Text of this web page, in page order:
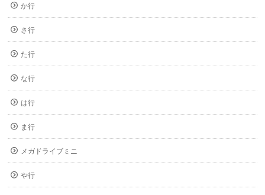
か行
さ行
た行
な行
は行
ま行
メガドライブミニ
や行